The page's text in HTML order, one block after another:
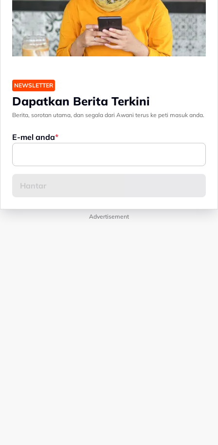
NEWSLETTER
Dapatkan Berita Terkini
Berita, sorotan utama, dan segala dari Awani terus ke peti masuk anda.
E-mel anda
Advertisement